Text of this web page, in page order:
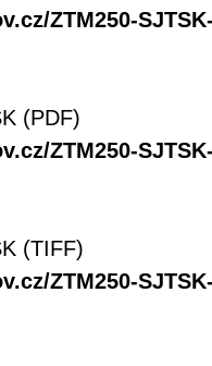
ZTM250-
(PDF)
ZTM250-
(TIFF)
ZTM250-